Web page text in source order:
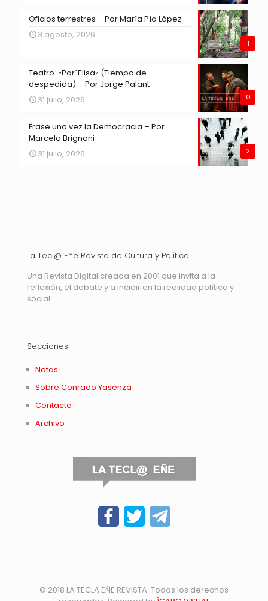
1
Oficios terrestres – Por María Pía López
3 agosto, 2026
0
Teatro. «Par´Elisa» (Tiempo de
despedida) – Por Jorge Palant
31 julio, 2026
2
Érase una vez la Democracia – Por
Marcelo Brignoni
31 julio, 2026
La Tecl@ Eñe Revista de Cultura y Política
Una Revista Digital creada en 2001 que invita a la
reflexión, el debate y a incidir en la realidad política y
social.
Secciones
Notas
Sobre Conrado Yasenza
Contacto
Archivo
© 2018 LA TECLA EÑE REVISTA. Todos los derechos